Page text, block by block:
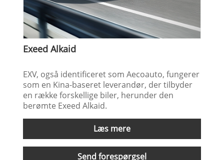
Exeed Alkaid
EXV, også identificeret som Aecoauto, fungerer
som en Kina-baseret leverandør, der tilbyder
en række forskellige biler, herunder den
berømte Exeed Alkaid.
Læs mere
Send forespørgsel